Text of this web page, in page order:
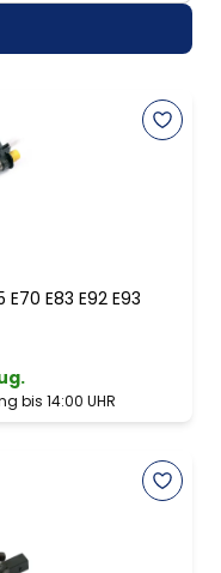
E70 E83 E92 E93
bis 14:00 UHR